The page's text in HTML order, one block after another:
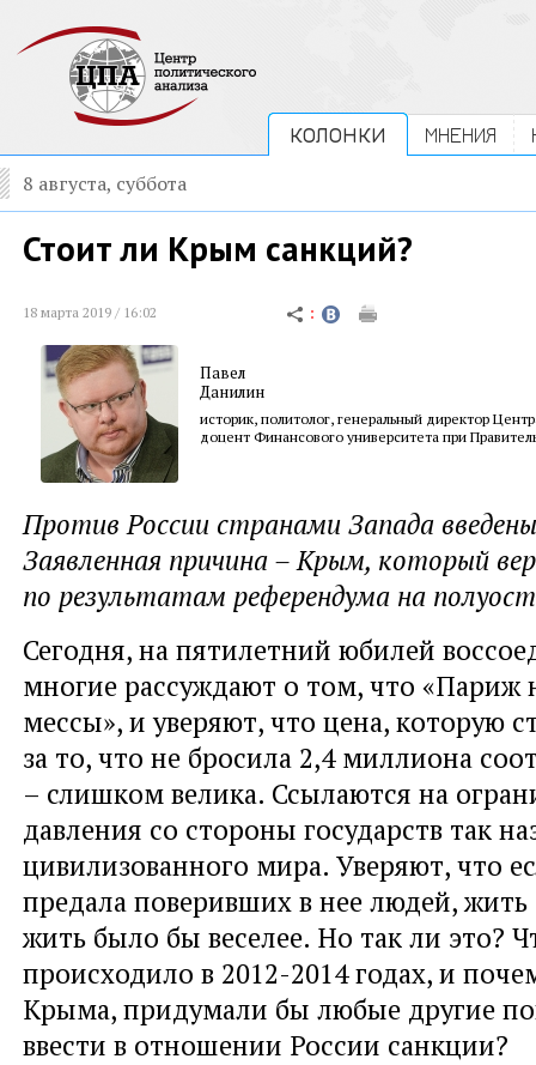
КОЛОНКИ МНЕНИЯ
8 августа, суббота
Стоит ли Крым санкций?
18 марта 2019 / 16:02
Павел
Данилин
историк, политолог, генеральный директор
доцент Финансового университета при
Против России странами Запада
Заявленная причина – Крым, который
по результатам референдума на
Сегодня, на пятилетний юбилей
многие рассуждают о том, что «Париж
мессы», и уверяют, что цена, которую
за то, что не бросила 2,4 миллиона
– слишком велика. Ссылаются на
давления со стороны государств так
цивилизованного мира. Уверяют, что
предала поверивших в нее людей,
жить было бы веселее. Но так ли это?
происходило в 2012-2014 годах, и
Крыма, придумали бы любые другие
ввести в отношении России санкции?